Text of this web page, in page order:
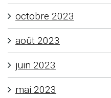
octobre 2023
août 2023
juin 2023
mai 2023